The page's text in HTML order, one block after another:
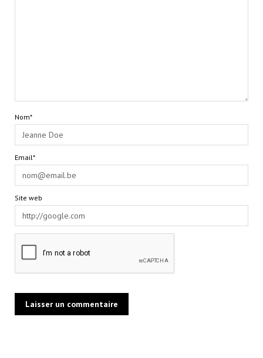
Nom*
Email*
Site web